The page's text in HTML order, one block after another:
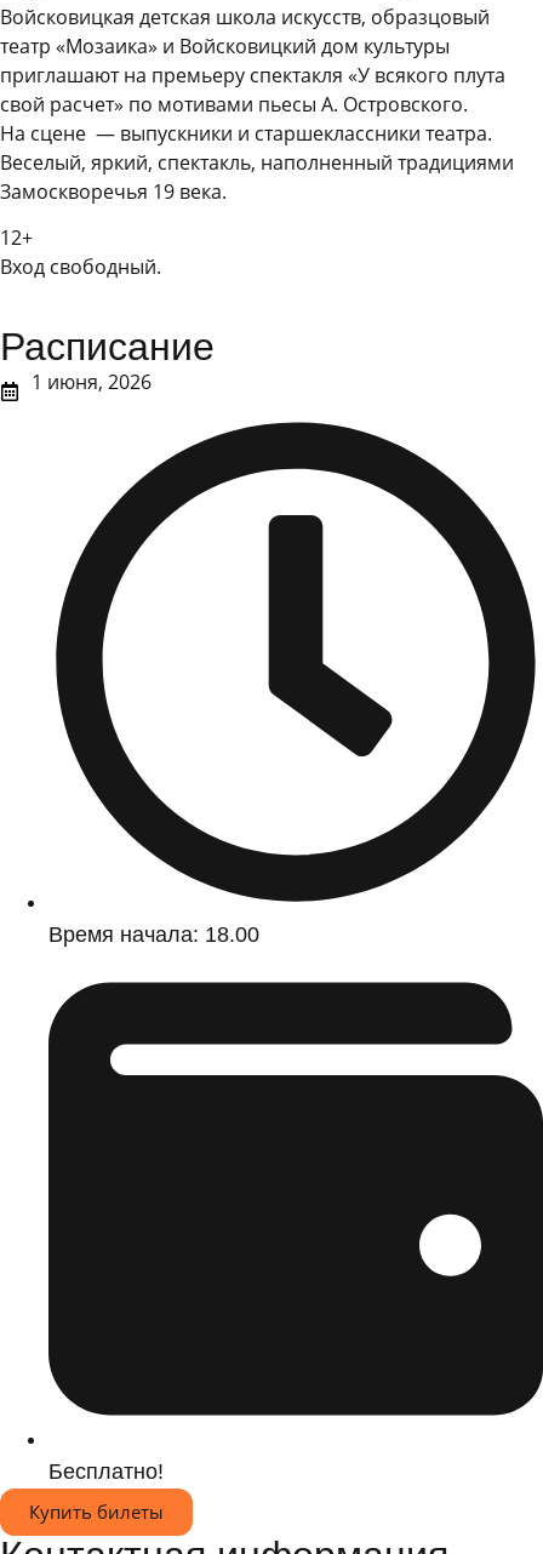
Войсковицкая детская школа искусств, образцовый
театр «Мозаика» и Войсковицкий дом культуры
приглашают на премьеру спектакля «У всякого плута
свой расчет» по мотивами пьесы А. Островского.
На сцене — выпускники и старшеклассники театра.
Веселый, яркий, спектакль, наполненный традициями
Замоскворечья 19 века.
12+
Вход свободный.
Расписание
1 июня, 2026
Время начала: 18.00
Бесплатно!
Купить билеты